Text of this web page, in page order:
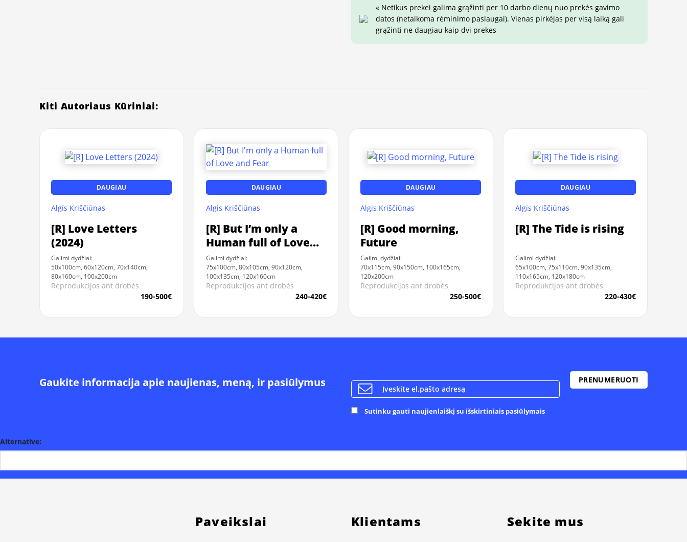
« Netikus prekei galima grąžinti per 10 darbo dienų nuo prekės gavimo
datos (netaikoma rėminimo paslaugai). Vienas pirkėjas per visą laiką gali
grąžinti ne daugiau kaip dvi prekes
Kiti Autoriaus Kūriniai:
DAUGIAU
Algis Kriščiūnas
[R] Love Letters
(2024)
Galimi dydžiai:
50x100cm, 60x120cm, 70x140cm,
80x160cm, 100x200cm
Reprodukcijos ant drobės
190-500€
DAUGIAU
Algis Kriščiūnas
[R] But I’m only a
Human full of Love
and Fear
Galimi dydžiai:
75x100cm, 80x105cm, 90x120cm,
100x135cm, 120x160cm
Reprodukcijos ant drobės
240-420€
DAUGIAU
Algis Kriščiūnas
[R] Good morning,
Future
Galimi dydžiai:
70x115cm, 90x150cm, 100x165cm,
120x200cm
Reprodukcijos ant drobės
250-500€
DAUGIAU
Algis Kriščiūnas
[R] The Tide is rising
Galimi dydžiai:
65x100cm, 75x110cm, 90x135cm,
110x165cm, 120x180cm
Reprodukcijos ant drobės
220-430€
Gaukite informacija apie naujienas, meną, ir pasiūlymus
Sutinku gauti naujienlaiškį su išskirtiniais pasiūlymais
Alternative:
Paveikslai Klientams Sekite mus